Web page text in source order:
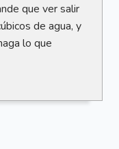
que ver salir
de agua, y
lo que